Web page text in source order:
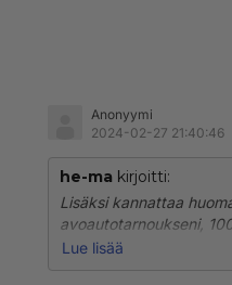
Anonyymi
2024-02-27 21:40:46
he-ma kirjoitti:
Lisäksi kannattaa
avoautotarnoukseni,
Lue lisää